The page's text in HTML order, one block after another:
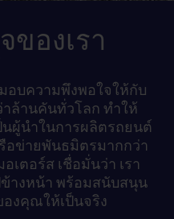
จของเรา
อบความพึงพอใจให้กับ
ล้านคันทั่วโลก ทำให้
นผู้นำในการผลิตรถยนต์
รือข่ายพันธมิตรมากกว่า
เตอร์ส เชื่อมั่นว่า เรา
างหน้า พร้อมสนับสนุน
งคุณให้เป็นจริง